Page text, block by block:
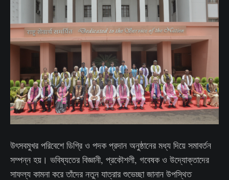
উৎসবমুখর পরিবেশে ডিগ্রি ও পদক প্রদান অনুষ্ঠানের মধ্য দিয়ে সমাবর্তন
সম্পন্ন হয়। ভবিষ্যতের বিজ্ঞানী, প্রকৌশলী, গবেষক ও উদ্যোক্তাদের
সাফল্য কামনা করে তাঁদের নতুন যাত্রার শুভেচ্ছা জানান উপস্থিত